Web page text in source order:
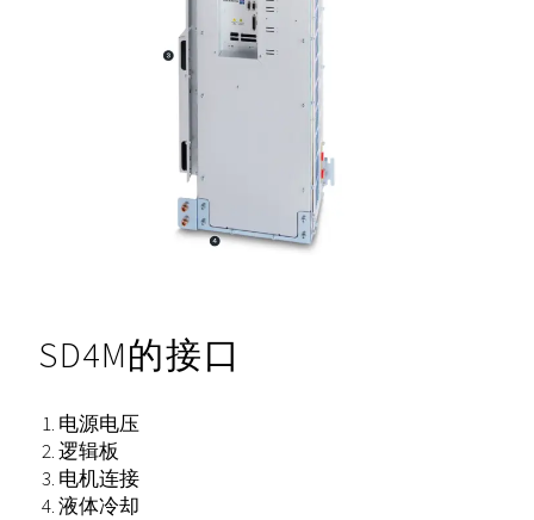
SD4M的接口
电源电压
逻辑板
电机连接
液体冷却